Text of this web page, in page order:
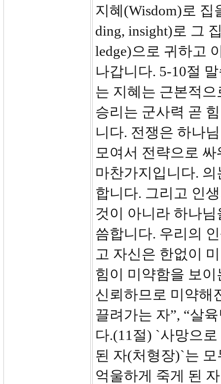
지혜(Wisdom)로 집
ding, insight)로 그
ledge)으로 귀하고
나갑니다. 5-10절
는 지혜는 근본적
승리는 군사력 곧
니다. 전쟁은 하나
모여서 전략으로
마찬가지입니다.
합니다. 그리고 인
것이 아니라 하나
씀합니다. 우리의
고 자신은 한없이
힘이 미약함을 보
신뢰하므로 미약해
끌려가는 자”, “살
다.(11절) `사망으
된 자(처형장)`는
억울하게 죽게 된